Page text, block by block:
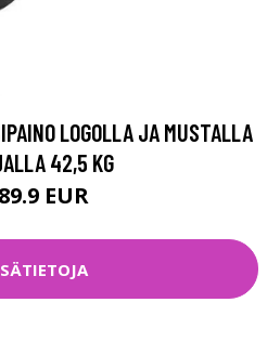
LOGOLLA JA MUSTALLA
42,5 KG
EUR